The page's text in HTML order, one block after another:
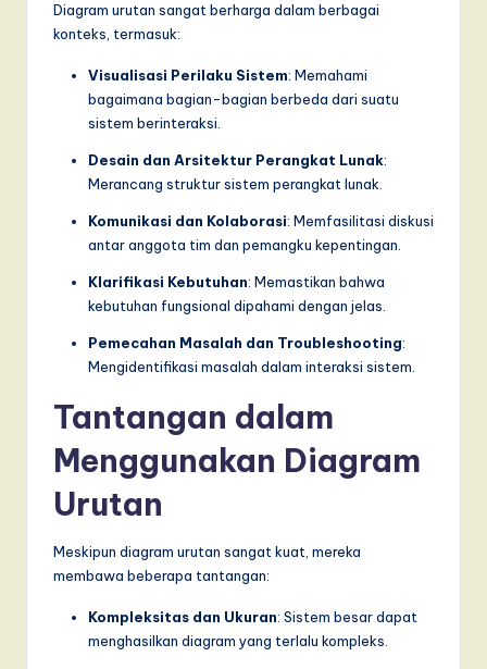
Diagram urutan sangat berharga dalam berbagai
konteks, termasuk:
Visualisasi Perilaku Sistem: Memahami
bagaimana bagian-bagian berbeda dari suatu
sistem berinteraksi.
Desain dan Arsitektur Perangkat Lunak:
Merancang struktur sistem perangkat lunak.
Komunikasi dan Kolaborasi: Memfasilitasi diskusi
antar anggota tim dan pemangku kepentingan.
Klarifikasi Kebutuhan: Memastikan bahwa
kebutuhan fungsional dipahami dengan jelas.
Pemecahan Masalah dan Troubleshooting:
Mengidentifikasi masalah dalam interaksi sistem.
Tantangan dalam
Menggunakan Diagram
Urutan
Meskipun diagram urutan sangat kuat, mereka
membawa beberapa tantangan:
Kompleksitas dan Ukuran: Sistem besar dapat
menghasilkan diagram yang terlalu kompleks.